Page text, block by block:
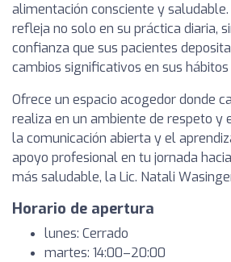
alimentación consciente y
refleja no solo en su práctica diaria,
confianza que sus pacientes
cambios significativos en sus
Ofrece un espacio acogedor donde
realiza en un ambiente de respeto y
la comunicación abierta y el
apoyo profesional en tu jornada
más saludable, la Lic. Natali
Horario de apertura
lunes: Cerrado
martes: 14:00–20:00